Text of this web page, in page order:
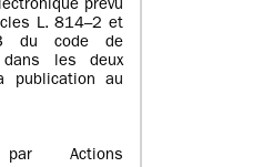
prévu
L. 814–2 et
du code de
dans les deux
publication au
Actions